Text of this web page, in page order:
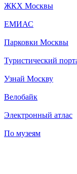
ЖКХ Москвы
ЕМИАС
Парковки Москвы
Туристический
Узнай Москву
Велобайк
Электронный атлас
По музеям